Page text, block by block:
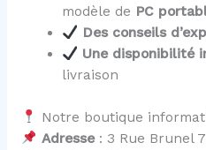
modèle de PC
Des conseils
Une disponibilité
livraison
Notre boutique
Adresse: 3 Rue Brunel